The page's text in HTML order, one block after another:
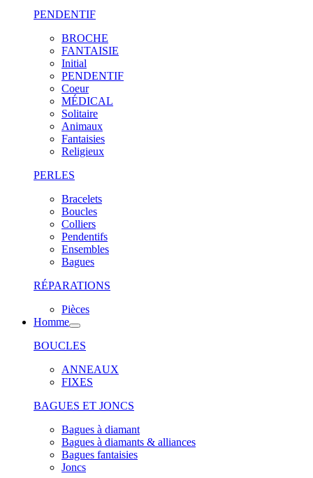
PENDENTIF
BROCHE
FANTAISIE
Initial
PENDENTIF
Coeur
MÉDICAL
Solitaire
Animaux
Fantaisies
Religieux
PERLES
Bracelets
Boucles
Colliers
Pendentifs
Ensembles
Bagues
RÉPARATIONS
Pièces
Homme
BOUCLES
ANNEAUX
FIXES
BAGUES ET JONCS
Bagues à diamant
Bagues à diamants & alliances
Bagues fantaisies
Joncs